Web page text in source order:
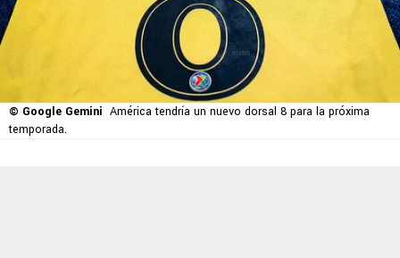
© Google Gemini América tendría un nuevo dorsal 8 para la próxima
temporada.